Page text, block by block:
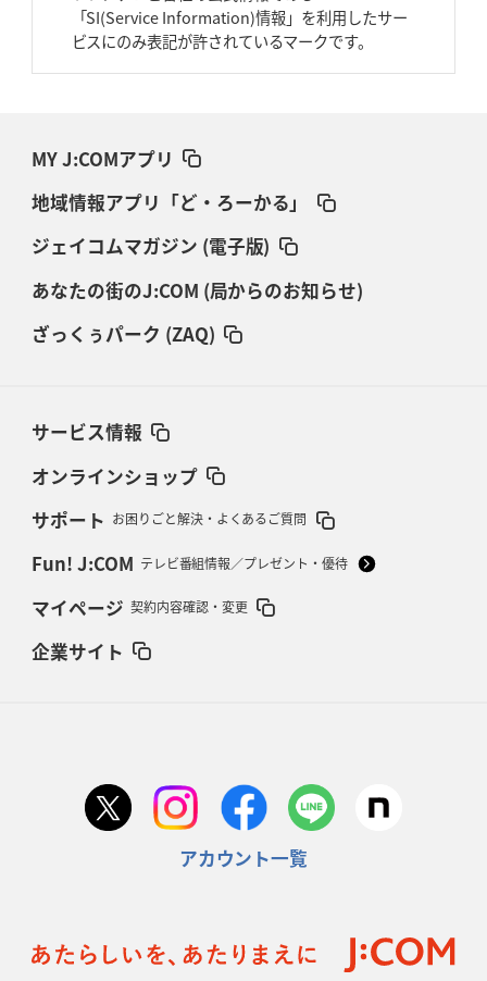
「SI(Service Information)情報」を利用したサー
ビスにのみ表記が許されているマークです。
MY J:COMアプリ
地域情報アプリ「ど・ろーかる」
ジェイコムマガジン (電子版)
あなたの街のJ:COM (局からのお知らせ)
ざっくぅパーク (ZAQ)
サービス情報
オンラインショップ
サポート お困りごと解決・よくあるご質問
Fun! J:COM テレビ番組情報／プレゼント・優待
マイページ 契約内容確認・変更
企業サイト
アカウント一覧